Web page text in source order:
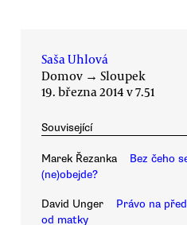
Saša Uhlová
Domov → Sloupek
19. března 2014 v 7.51
Související
Marek Řezanka
Bez čeho
(ne)obejde?
David Unger
Právo na
od matky